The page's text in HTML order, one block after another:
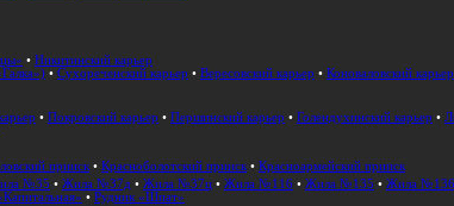
• Никитинский карьер
• Сухореченский карьер • Вересовский карьер • Коноваловский карьер
• Покровский карьер • Першинский карьер • Голендухинский карьер •
прииск • Красноболотский прииск • Красноармейский прииск
№35 • Жила №37д • Жила №37ц • Жила №116 • Жила №135 • Жила №136
• Рудник «Шпат»